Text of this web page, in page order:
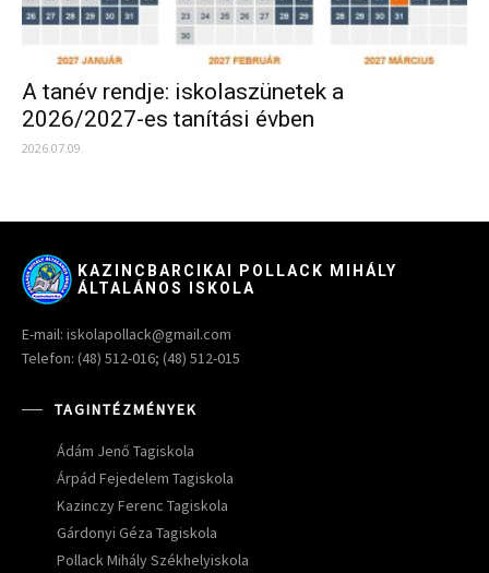
A tanév rendje: iskolaszünetek a
2026/2027-es tanítási évben
2026.07.09.
KAZINCBARCIKAI POLLACK MIHÁLY
ÁLTALÁNOS ISKOLA
E-mail: iskolapollack@gmail.com
Telefon: (48) 512-016; (48) 512-015
TAGINTÉZMÉNYEK
Ádám Jenő Tagiskola
Árpád Fejedelem Tagiskola
Kazinczy Ferenc Tagiskola
Gárdonyi Géza Tagiskola
Pollack Mihály Székhelyiskola